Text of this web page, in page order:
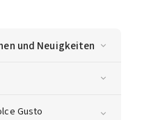
und Neuigkeiten
Gusto